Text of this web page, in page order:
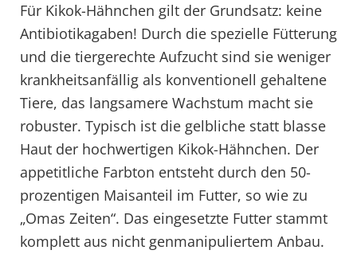
Für Kikok-Hähnchen gilt der Grundsatz: keine
Antibiotikagaben! Durch die spezielle Fütterung
und die tiergerechte Aufzucht sind sie weniger
krankheitsanfällig als konventionell gehaltene
Tiere, das langsamere Wachstum macht sie
robuster. Typisch ist die gelbliche statt blasse
Haut der hochwertigen Kikok-Hähnchen. Der
appetitliche Farbton entsteht durch den 50-
prozentigen Maisanteil im Futter, so wie zu
„Omas Zeiten“. Das eingesetzte Futter stammt
komplett aus nicht genmanipuliertem Anbau.